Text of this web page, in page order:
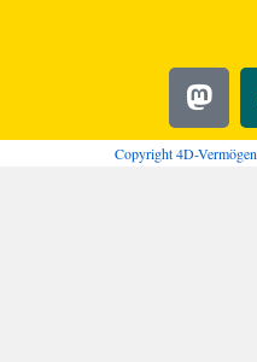
Copyright 4D-